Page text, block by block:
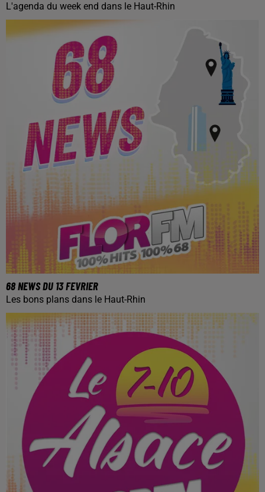
L'agenda du week end dans le Haut-Rhin
68 NEWS DU 13 FEVRIER
Les bons plans dans le Haut-Rhin